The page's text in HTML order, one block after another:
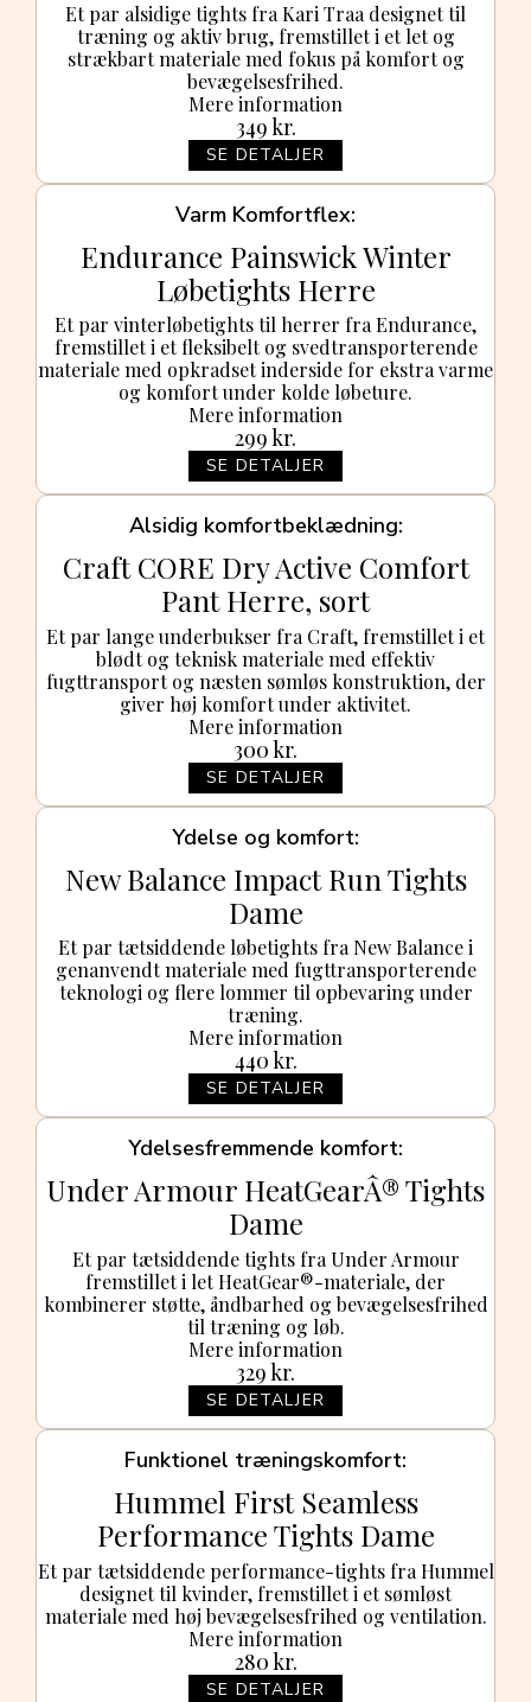
Et par alsidige tights fra Kari Traa designet til
træning og aktiv brug, fremstillet i et let og
strækbart materiale med fokus på komfort og
bevægelsesfrihed.
349kr.
SE DETALJER
Mere information
Varm Komfortflex
Endurance Painswick Winter
Løbetights Herre
Et par vinterløbetights til herrer fra Endurance,
fremstillet i et fleksibelt og svedtransporterende
materiale med opkradset inderside for ekstra varme
og komfort under kolde løbeture.
299kr.
SE DETALJER
Mere information
Alsidig komfortbeklædning
Craft CORE Dry Active Comfort
Pant Herre, sort
Et par lange underbukser fra Craft, fremstillet i et
blødt og teknisk materiale med effektiv
fugttransport og næsten sømløs konstruktion, der
giver høj komfort under aktivitet.
300kr.
SE DETALJER
Mere information
Ydelse og komfort
New Balance Impact Run Tights
Dame
Et par tætsiddende løbetights fra New Balance i
genanvendt materiale med fugttransporterende
teknologi og flere lommer til opbevaring under
træning.
440kr.
SE DETALJER
Mere information
Ydelsesfremmende komfort
Under Armour HeatGearÂ® Tights
Dame
Et par tætsiddende tights fra Under Armour
fremstillet i let HeatGear®-materiale, der
kombinerer støtte, åndbarhed og bevægelsesfrihed
til træning og løb.
329kr.
SE DETALJER
Mere information
Funktionel træningskomfort
Hummel First Seamless
Performance Tights Dame
Et par tætsiddende performance-tights fra Hummel
designet til kvinder, fremstillet i et sømløst
materiale med høj bevægelsesfrihed og ventilation.
280kr.
SE DETALJER
Mere information